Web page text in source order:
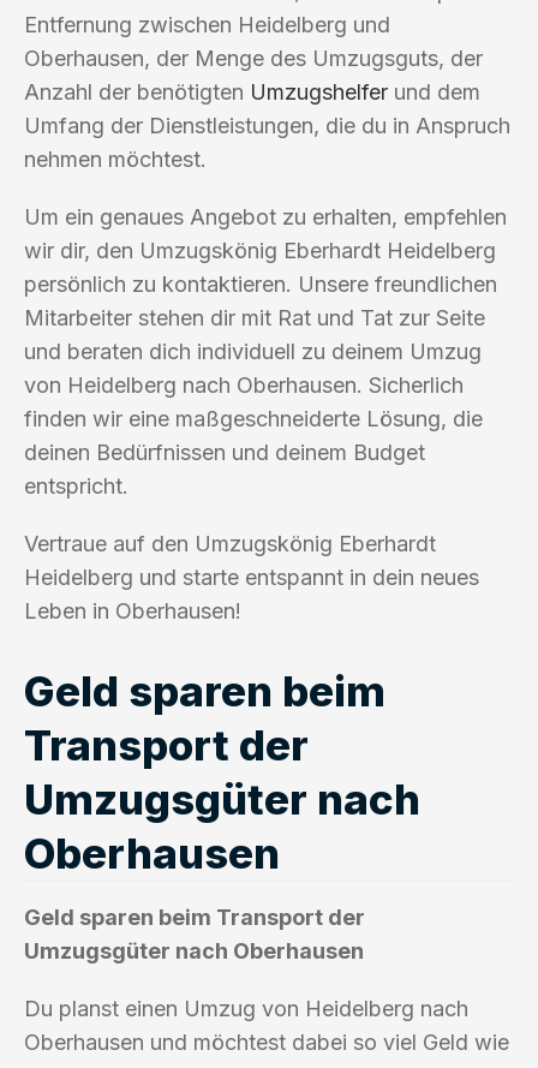
Entfernung zwischen Heidelberg und
Oberhausen, der Menge des Umzugsguts, der
Anzahl der benötigten Umzugshelfer und dem
Umfang der Dienstleistungen, die du in Anspruch
nehmen möchtest.
Um ein genaues Angebot zu erhalten, empfehlen
wir dir, den Umzugskönig Eberhardt Heidelberg
persönlich zu kontaktieren. Unsere freundlichen
Mitarbeiter stehen dir mit Rat und Tat zur Seite
und beraten dich individuell zu deinem Umzug
von Heidelberg nach Oberhausen. Sicherlich
finden wir eine maßgeschneiderte Lösung, die
deinen Bedürfnissen und deinem Budget
entspricht.
Vertraue auf den Umzugskönig Eberhardt
Heidelberg und starte entspannt in dein neues
Leben in Oberhausen!
Geld sparen beim
Transport der
Umzugsgüter nach
Oberhausen
Geld sparen beim Transport der
Umzugsgüter nach Oberhausen
Du planst einen Umzug von Heidelberg nach
Oberhausen und möchtest dabei so viel Geld wie